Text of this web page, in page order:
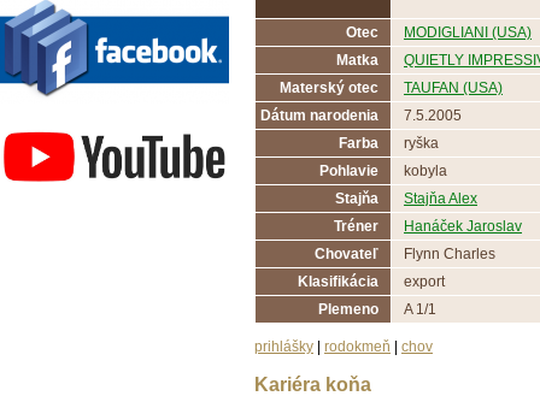
Otec
MODIGLIANI (USA)
Matka
QUIETLY
Materský otec
TAUFAN (USA)
Dátum narodenia
7.5.2005
Farba
ryška
Pohlavie
kobyla
Stajňa
Stajňa Alex
Tréner
Hanáček Jaroslav
Chovateľ
Flynn Charles
Klasifikácia
export
Plemeno
A 1/1
prihlášky rodokmeň chov
Kariéra koňa